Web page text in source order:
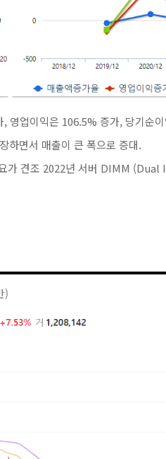
영업이익은 106.5% 증가, 당기순
하면서 매출이 큰 폭으로 증대.
가 견조 2022년 서버 DIMM
)